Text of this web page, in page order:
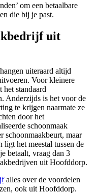
om een betaalbare
die bij je past.
uit
uiteraard altijd
Voor kleinere
het standaard
Anderzijds is het voor de
te krijgen naarmate ze
door het
schoonmaak
schoonmaakbeurt, maar
het meestal tussen de
betaalt, vraag dan 3
uit Hoofddorp.
alles over de voordelen
ook uit Hoofddorp.